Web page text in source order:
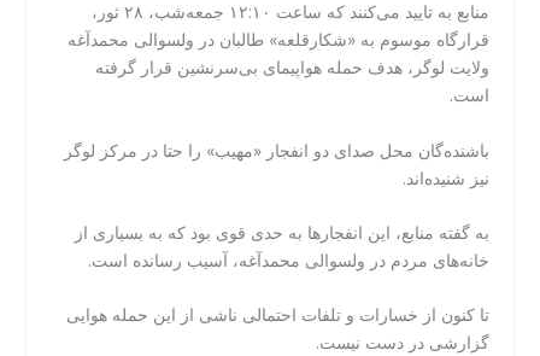
منابع به تایید می‌کنند که ساعت ۱۲:۱۰ جمعه‌شب، ۲۸ ثور،
قرارگاه موسوم به «شکارقلعه» طالبان در ولسوالی محمدآغه
ولایت لوگر، هدف حمله هواپیمای بی‌سرنشین قرار گرفته
است.
باشنده‌گان محل صدای دو انفجار «مهیب» را حتا در مرکز لوگر
نیز شنیده‌اند.
به گفته منابع، این انفجارها به حدی قوی بود که به بسیاری از
خانه‌های مردم در ولسوالی محمدآغه، آسیب رسانده است.
تا کنون از خسارات و تلفات احتمالی ناشی از این حمله هوایی
گزارشی در دست نیست.